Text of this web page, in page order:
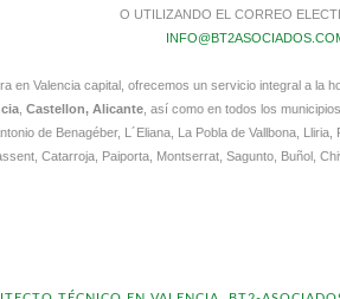
O UTILIZANDO EL CORREO
en Valencia capital, ofrecemos un servicio integral a la
Castellon, Alicante , así como en todos los
de Benagéber, L´Eliana, La Pobla de Vallbona,
Catarroja, Paiporta, Montserrat, Sagunto, Buñol,